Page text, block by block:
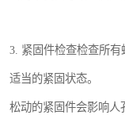
3. 紧固件检查检查所
适当的紧固状态。
松动的紧固件会影响人